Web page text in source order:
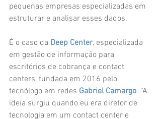
pequenas empresas especializadas em
estruturar e analisar esses dados.
É o caso da Deep Center, especializada
em gestão de informação para
escritórios de cobrança e contact
centers, fundada em 2016 pelo
tecnólogo em redes Gabriel Camargo. “A
ideia surgiu quando eu era diretor de
tecnologia em um contact center e